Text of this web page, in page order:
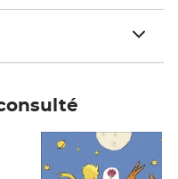
Prix 7,50€